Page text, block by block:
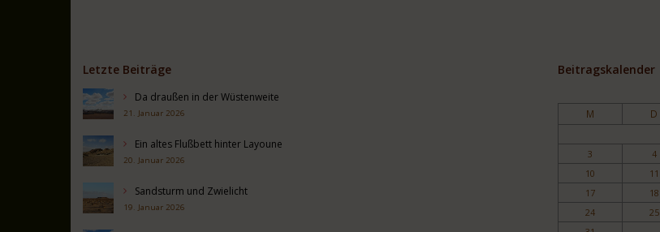
Letzte Beiträge
Da draußen in der Wüstenweite
21. Januar 2026
Ein altes Flußbett hinter Layoune
20. Januar 2026
Sandsturm und Zwielicht
19. Januar 2026
Beitragskalender
M D
3
4
10
11
17
18
24
25